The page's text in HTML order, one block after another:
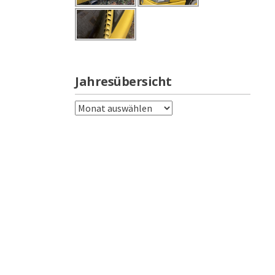
Jahresübersicht
Jahresübersicht